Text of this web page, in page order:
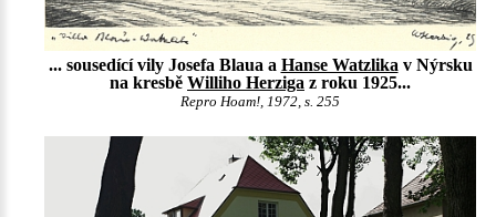
... sousedící vily Josefa Blaua a Hanse Watzlikav Nýrsku
na kresbě Williho Herziga z roku 1925...
Repro Hoam!, 1972, s. 255